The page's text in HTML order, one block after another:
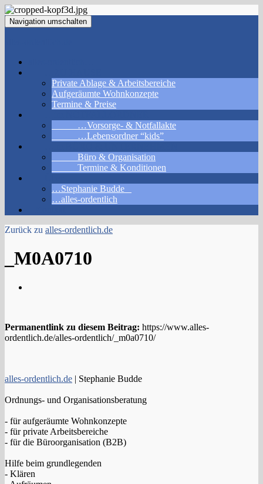
Navigation umschalten
Private Ablage & Arbeitsbereiche
Aufgeräumte Wohnkonzepte
Termine & Preise
…Vorsorge- & Notfallakte
…Lebensordner “kids”
Büro & Organisation
Termine & Konditionen
…Stephanie Budde
…alles-ordentlich
Zurück zu alles-ordentlich.de
_M0A0710
Permanentlink zu diesem Beitrag: https://www.alles-
ordentlich.de/alles-ordentlich/_m0a0710/
alles-ordentlich.de | Stephanie Budde
Ordnungs- und Organisationsberatung
- für aufgeräumte Wohnkonzepte
- für private Arbeitsbereiche
- für die Büroorganisation (B2B)
Hilfe beim grundlegenden
- Klären